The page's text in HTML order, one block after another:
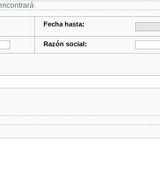
Fecha hasta:
Razón social: